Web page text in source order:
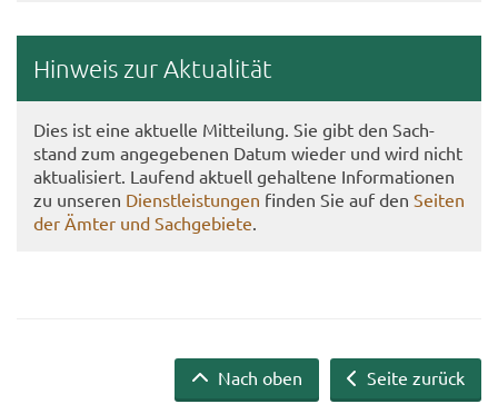
Hin­weis zur Ak­tua­li­tät
Dies ist eine ak­tu­el­le Mit­tei­lung. Sie gibt den Sach­
stand zum an­ge­ge­be­nen Datum wie­der und wird nicht
ak­tua­li­siert. Lau­fend ak­tu­ell ge­hal­te­ne In­for­ma­tio­nen
zu un­se­ren Dienst­leis­tun­gen fin­den Sie auf den Sei­ten
der Ämter und Sach­ge­bie­te.
Seite zurück
Nach oben